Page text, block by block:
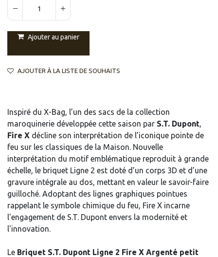
Ajouter au panier
AJOUTER À LA LISTE DE SOUHAITS
Inspiré du X-Bag, l’un des sacs de la collection
maroquinerie développée cette saison par S.T. Dupont,
Fire X décline son interprétation de l’iconique pointe de
feu sur les classiques de la Maison. Nouvelle
interprétation du motif emblématique reproduit à grande
échelle, le briquet Ligne 2 est doté d’un corps 3D et d’une
gravure intégrale au dos, mettant en valeur le savoir-faire
guilloché. Adoptant des lignes graphiques pointues
rappelant le symbole chimique du feu, Fire X incarne
l'engagement de S.T. Dupont envers la modernité et
l'innovation.
Le Briquet S.T. Dupont Ligne 2 Fire X Argenté petit